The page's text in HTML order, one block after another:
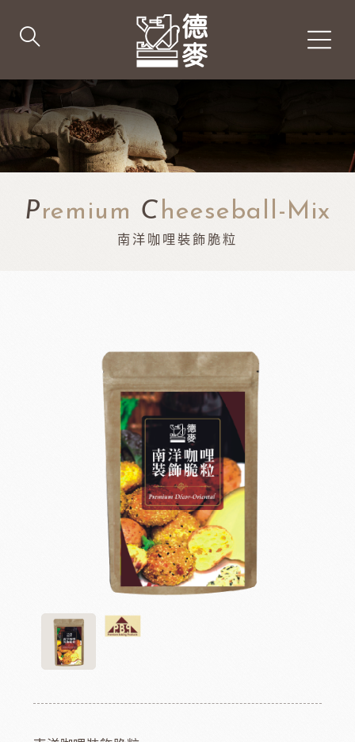
Premium C heeseball-Mix
南洋咖哩裝飾脆粒